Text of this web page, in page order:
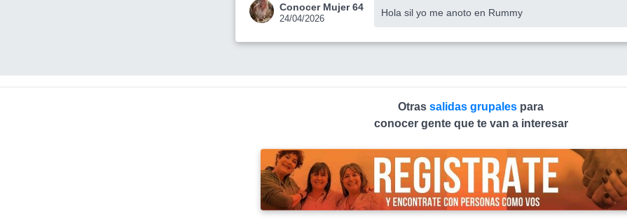
Conocer Mujer 64
24/04/2026
Hola sil yo me anoto en Rummy
Otras salidas grupales para
conocer gente que te van a interesar